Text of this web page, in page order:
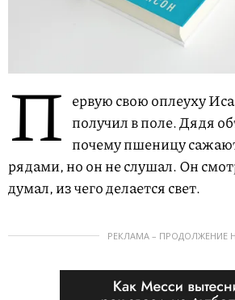
П ервую свою оплеуху
получил в поле. Дядя
почему пшеницу
рядами, но он не слушал. Он
думал, из чего делается свет.
РЕКЛАМА – ПРОДОЛЖЕНИЕ